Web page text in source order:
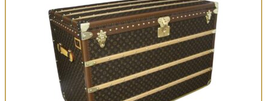
Quick View